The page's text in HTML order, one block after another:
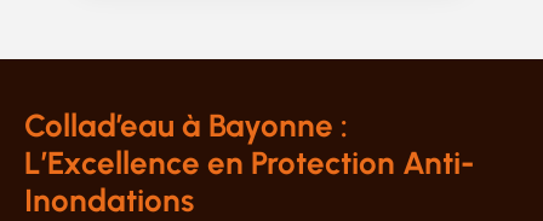
Collad’eau à Bayonne :
L’Excellence en Protection Anti-
Inondations